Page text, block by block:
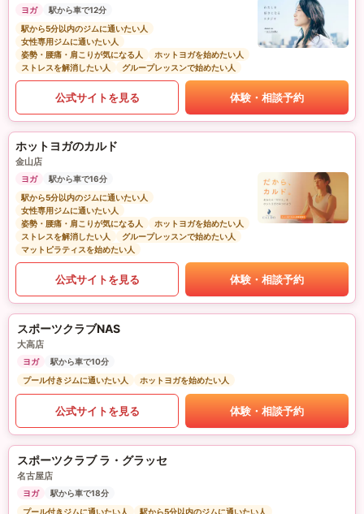
ヨガ
駅から車で12分
駅から5分以内のジムに通いたい人
女性専用ジムに通いたい人
姿勢・腰痛・肩こりが気になる人
ホットヨガを始めたい人
ストレスを解消したい人
グループレッスンで始めたい人
公式サイトを見る 体験・相談予約
ホットヨガのカルド
金山店
ヨガ
駅から車で16分
駅から5分以内のジムに通いたい人
女性専用ジムに通いたい人
姿勢・腰痛・肩こりが気になる人
ホットヨガを始めたい人
ストレスを解消したい人
グループレッスンで始めたい人
マットピラティスを始めたい人
公式サイトを見る 体験・相談予約
スポーツクラブNAS
大高店
ヨガ
駅から車で10分
プール付きジムに通いたい人
ホットヨガを始めたい人
公式サイトを見る 体験・相談予約
スポーツクラブ ラ・グラッセ
名古屋店
ヨガ
駅から車で18分
プール付きジムに通いたい人
駅から5分以内のジムに通いたい人